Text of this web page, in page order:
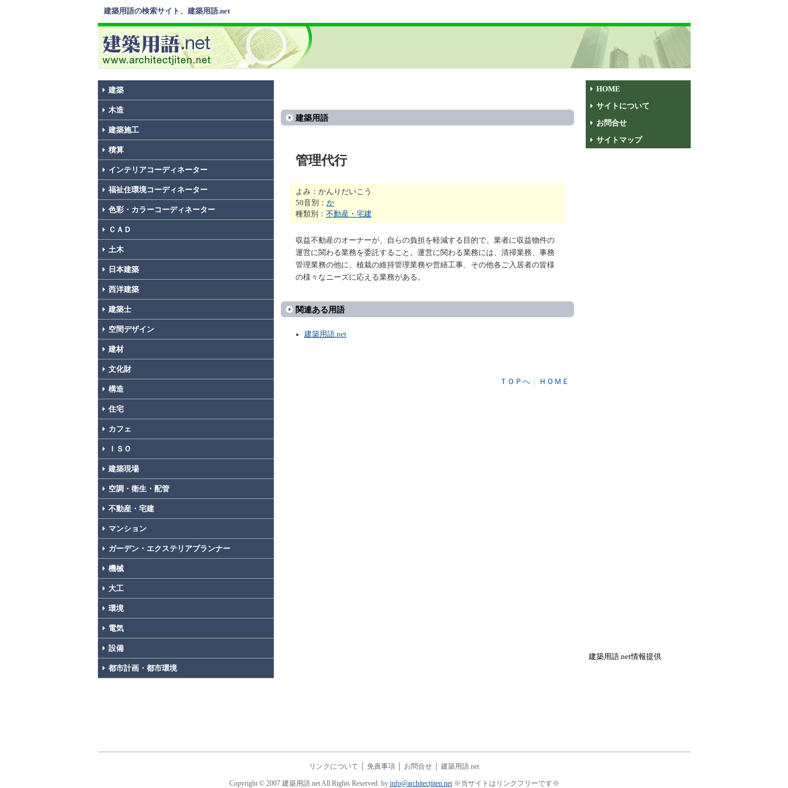
建築用語の検索サイト、建築用語.net
建築
木造
建築施工
積算
インテリアコーディネーター
福祉住環境コーディネーター
色彩・カラーコーディネーター
ＣＡＤ
土木
日本建築
西洋建築
建築士
空間デザイン
建材
文化財
構造
住宅
カフェ
ＩＳＯ
建築現場
空調・衛生・配管
不動産・宅建
マンション
ガーデン・エクステリアプランナー
機械
大工
環境
電気
設備
都市計画・都市環境
建築用語
管理代行
よみ：かんりだいこう
50音別： か
種類別： 不動産・宅建
収益不動産のオーナーが、自らの負担を軽減する目的で、業者に収益物件の
運営に関わる業務を委託すること。運営に関わる業務には、清掃業務、事務
管理業務の他に、植栽の維持管理業務や営繕工事、その他各ご入居者の皆様
の様々なニーズに応える業務がある。
関連ある用語
建築用語.net
ＴＯＰへ│ ＨＯＭＥ
HOME
サイトについて
お問合せ
サイトマップ
建築用語.net情報提供
リンクについて 免責事項 お問合せ 建築用語.net
Copyright © 2007 建築用語.net All Rights Reserved. by info@architectjiten.net※当サイトはリンクフリーです※